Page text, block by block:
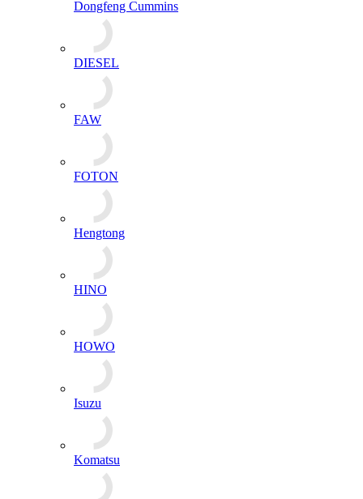
Dongfeng Cummins
DIESEL
FAW
FOTON
Hengtong
HINO
HOWO
Komatsu
Huafeng Dongli
Kubota
MAN
Mercedes benz
PERKINS